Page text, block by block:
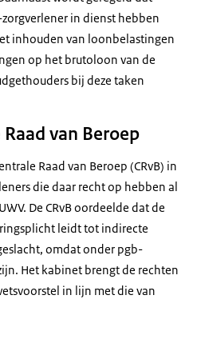
in dienst hebben
inhouden van loonbelastingen
op het brutoloon van de
bij deze taken
van Beroep
Raad van Beroep (CRvB) in
die daar recht op hebben al
De CRvB oordeelde dat de
leidt tot indirecte
omdat onder pgb-
Het kabinet brengt de rechten
in lijn met die van